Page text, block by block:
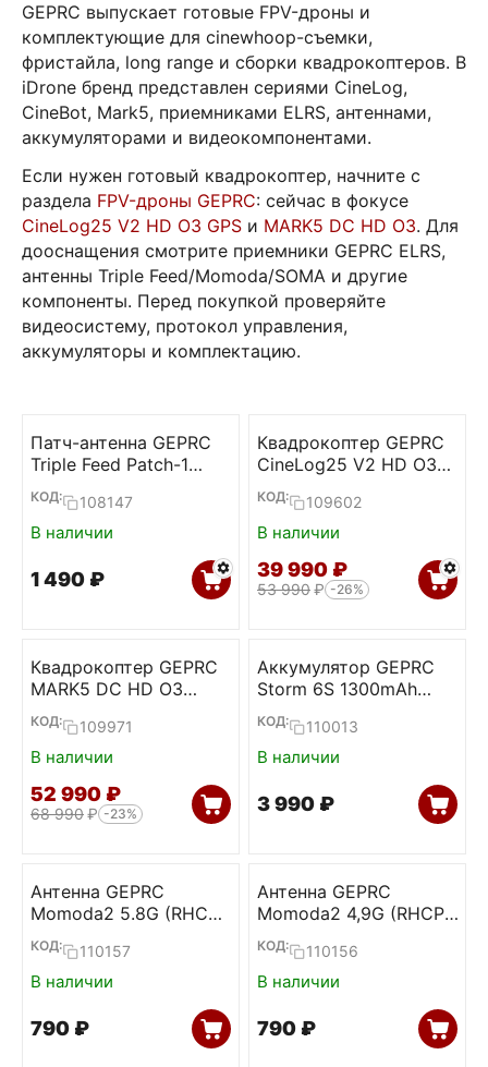
GEPRC выпускает готовые FPV-дроны и
комплектующие для cinewhoop-съемки,
фристайла, long range и сборки квадрокоптеров. В
iDrone бренд представлен сериями CineLog,
CineBot, Mark5, приемниками ELRS, антеннами,
аккумуляторами и видеокомпонентами.
Если нужен готовый квадрокоптер, начните с
раздела FPV-дроны GEPRC: сейчас в фокусе
CineLog25 V2 HD O3 GPS и MARK5 DC HD O3. Для
дооснащения смотрите приемники GEPRC ELRS,
антенны Triple Feed/Momoda/SOMA и другие
компоненты. Перед покупкой проверяйте
видеосистему, протокол управления,
аккумуляторы и комплектацию.
Патч-антенна GEPRC
Triple Feed Patch-1
5.8GHz CP
КОД: 108147
В наличии
1 490 ₽
Квадрокоптер GEPRC
CineLog25 V2 HD O3
GPS
КОД: 109602
В наличии
39 990 ₽
53 990₽ -26%
Квадрокоптер GEPRC
MARK5 DC HD O3
(Emerald Green, TBS)
КОД: 109971
В наличии
52 990 ₽
68 990₽ -23%
Аккумулятор GEPRC
Storm 6S 1300mAh
120C LiPo (XT60)
КОД: 110013
В наличии
3 990 ₽
Антенна GEPRC
Momoda2 5.8G (RHCP,
SMA, 120mm)
КОД: 110157
В наличии
‍790‍ ₽
Антенна GEPRC
Momoda2 4,9G (RHCP,
SMA, 170mm)
КОД: 110156
В наличии
‍790‍ ₽